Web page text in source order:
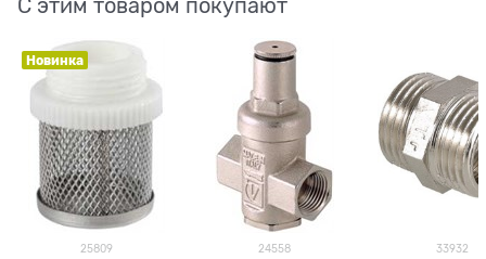
С этим товаром покупают
Новинка
25809 24558 33932